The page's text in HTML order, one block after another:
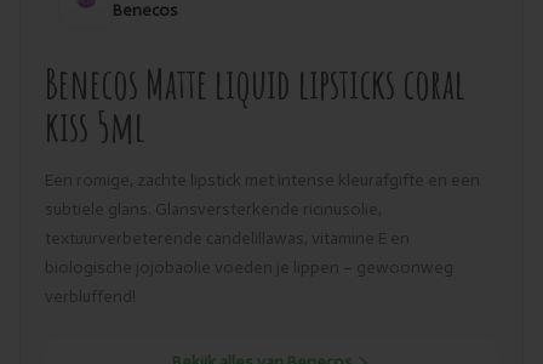
Benecos
Benecos Matte liquid lipsticks coral
kiss 5ml
Een romige, zachte lipstick met intense kleurafgifte en een
subtiele glans. Glansversterkende ricinusolie,
textuurverbeterende candelillawas, vitamine E en
biologische jojobaolie voeden je lippen – gewoonweg
verbluffend!